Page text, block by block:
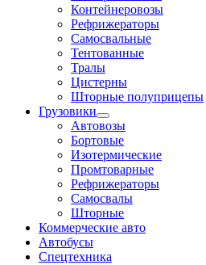
Контейнеровозы
Рефрижераторы
Самосвальные
Тентованные
Тралы
Цистерны
Шторные полуприцепы
Грузовики
Автовозы
Бортовые
Изотермические
Промтоварные
Рефрижераторы
Самосвалы
Шторные
Коммерческие авто
Автобусы
Спецтехника